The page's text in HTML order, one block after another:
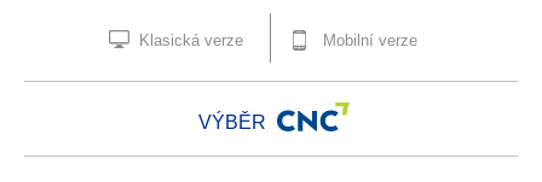
Klasická verze Mobilní verze
VÝBĚR